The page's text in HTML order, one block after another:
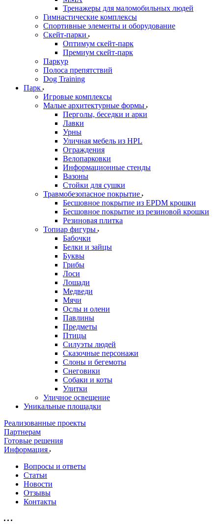
Тренажеры для маломобильных людей
Гимнастические комплексы
Спортивные элементы и оборудование
Скейт-парки
Оптимум скейт-парк
Премиум скейт-парк
Паркур
Полоса препятствий
Dog Training
Парк
Игровые комплексы
Малые архитектурные формы
Перголы, беседки и арки
Лавки
Урны
Уличная мебель из HPL
Ограждения
Велопарковки
Информационные стенды
Вазоны
Стойки для сушки
Травмобезопасное покрытие
Бесшовное покрытие из EPDM крошки
Бесшовное покрытие из резиновой крошки
Резиновая плитка
Топиар фигуры
Бабочки
Белки и зайцы
Буквы
Грибы
Лоси
Лошади
Медведи
Мячи
Ослы и олени
Павлины
Предметы
Птицы
Силуэты людей
Сказочные персонажи
Слоны и бегемоты
Снеговики
Собаки и коты
Улитки
Уличное освещение
Уникальные площадки
Реализованные проекты
Партнерам
Готовые решения
Информация
Вопросы и ответы
Статьи
Новости
Отзывы
Контакты